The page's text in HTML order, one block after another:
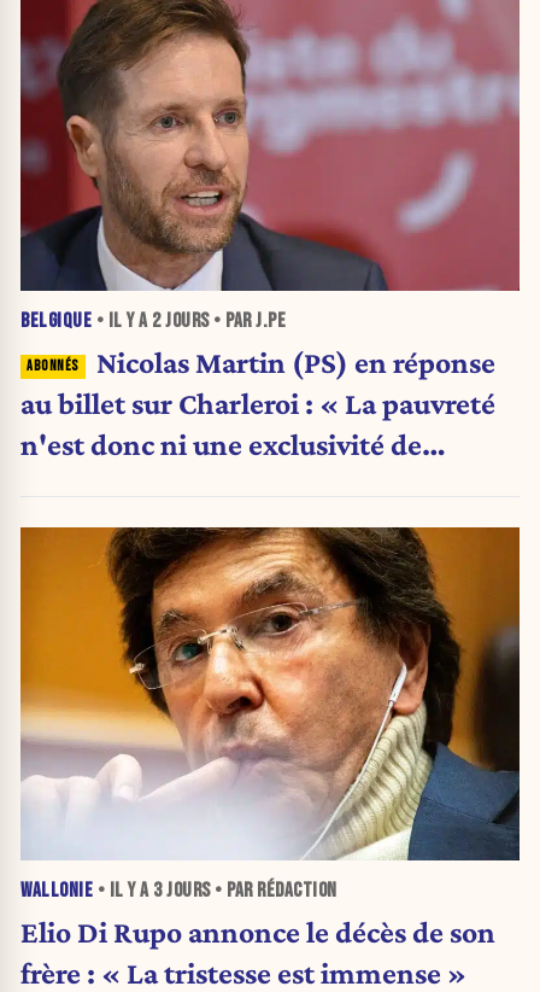
BELGIQUE • IL Y A 2 JOURS• PAR J.PE
Nicolas Martin (PS) en réponse
au billet sur Charleroi : « La pauvreté
n'est donc ni une exclusivité de
WALLONIE • IL Y A 3 JOURS• PAR RÉDACTION
Elio Di Rupo annonce le décès de son
frère : « La tristesse est immense »